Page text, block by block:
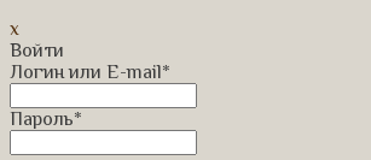
x
Войти
Логин или E-mail*
Пароль*